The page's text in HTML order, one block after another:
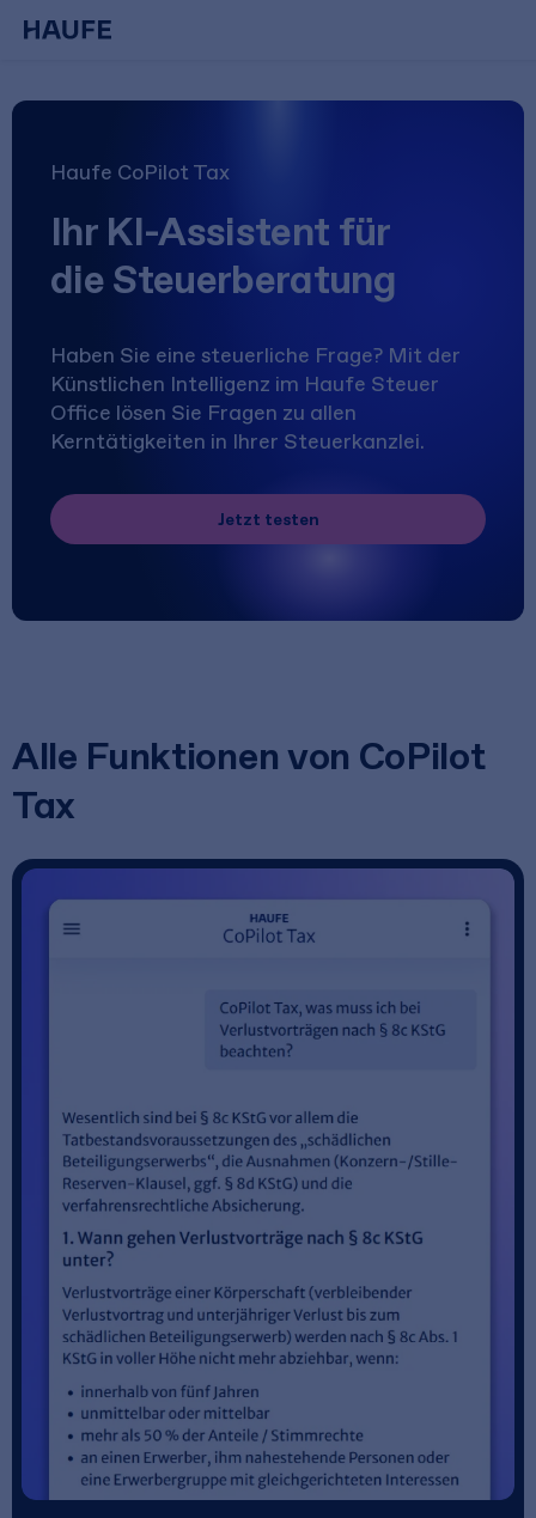
Haufe CoPilot Tax
Ihr KI-Assistent für
die Steuerberatung
Haben Sie eine steuerliche Frage? Mit der
Künstlichen Intelligenz im Haufe Steuer
Office lösen Sie Fragen zu allen
Kerntätigkeiten in Ihrer Steuerkanzlei.
Jetzt testen
Alle Funktionen von CoPilot
Tax